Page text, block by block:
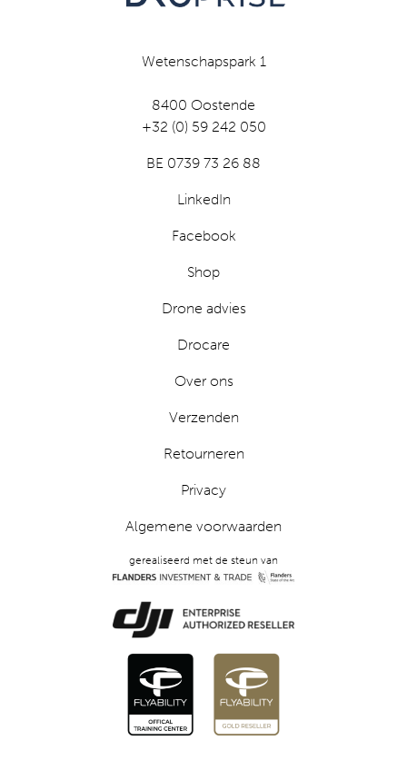
Wetenschapspark 1
8400 Oostende
+32 (0) 59 242 050
BE 0739 73 26 88
LinkedIn
Facebook
Shop
Drone advies
Drocare
Over ons
Verzenden
Retourneren
Privacy
Algemene voorwaarden
gerealiseerd met de steun van